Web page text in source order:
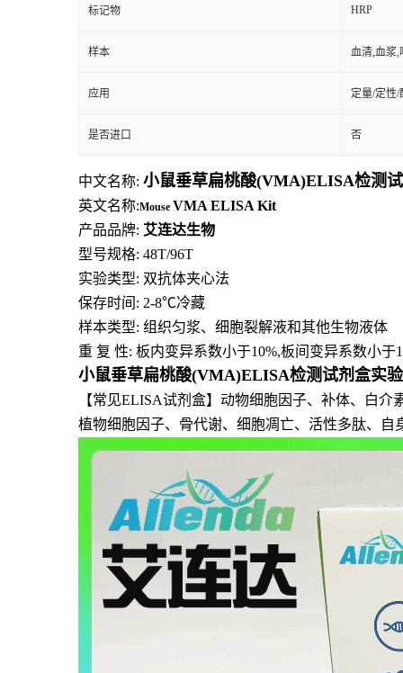
标记物 HRP
样本 血清,血浆,
应用 定量/定性/
是否进口 否
中文名称: 小鼠垂草扁桃酸(VMA)ELISA检测
英文名称:Mouse VMA ELISA Kit
产品品牌: 艾连达生物
型号规格: 48T/96T
实验类型: 双抗体夹心法
保存时间: 2-8℃冷藏
样本类型: 组织匀浆、细胞裂解液和其他生物液体
重 复 性: 板内变异系数小于10%,板间变异系数小于
小鼠垂草扁桃酸(VMA)ELISA检测试剂盒实
【常见ELISA试剂盒】动物细胞因子、补体、白
植物细胞因子、骨代谢、细胞凋亡、活性多肽、自